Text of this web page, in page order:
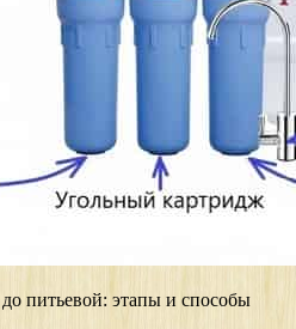
питьевой: этапы и способы